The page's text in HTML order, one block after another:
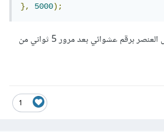
},
5000);
وذلك سيؤدي إلى تغيير نص العنصر برقم عشوائي بعد مرور 5 ثواني من
1